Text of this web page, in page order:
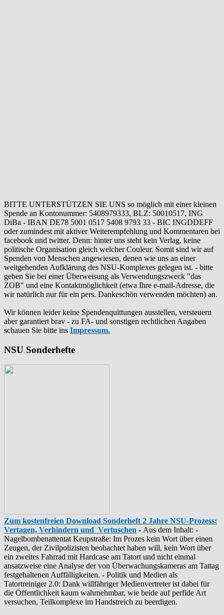
BITTE UNTERSTÜTZEN SIE UNS so möglich mit einer kleinen
Spende an Kontonummer: 5408979333, BLZ: 50010517, ING
DiBa - IBAN DE78 5001 0517 5408 9793 33 - BIC INGDDEFF
oder zumindest mit aktiver Weiterempfehlung und Kommentaren bei
facebook und twitter. Denn: hinter uns steht kein Verlag, keine
politische Organisation gleich welcher Couleur. Somit sind wir auf
Spenden von Menschen angewiesen, denen wie uns an einer
weitgehenden Aufklärung des NSU-Komplexes gelegen ist. - bitte
geben Sie bei einer Überweisung als Verwendungszweck "das
ZOB" und eine Kontaktmöglichkeit (etwa Ihre e-mail-Adresse, die
wir natürlich nur für ein pers. Dankeschön verwenden möchten) an.
Wir können leider keine Spendenquittungen ausstellen, versteuern
aber garantiert brav - zu FA- und sonstigen rechtlichen Angaben
schauen Sie bitte ins Impressum.
NSU Sonderhefte
Zum kostenfreien Download Sonderheft 2 Jahre NSU-Prozess:
Vertagen, Verhindern und Vertuschen - Aus dem Inhalt: -
‪Nagelbombenattentat‬ ‎Keupstraße‬: Im Prozes kein Wort über einen
Zeugen, der Zivilpolizisten beobachtet haben will, kein Wort über
ein zweites Fahrrad mit Hardcase am Tatort und nicht einmal
ansatzweise eine Analyse der von Überwachungskameras am Tattag
festgehaltenen Auffälligkeiten. - Politik und Medien als
‪Tatortreiniger‬ 2.0: Dank willfähriger Medienvertreter ist dabei für
die Öffentlichkeit kaum wahrnehmbar, wie beide auf perfide Art
versuchen, Teilkomplexe im Handstreich zu beerdigen.